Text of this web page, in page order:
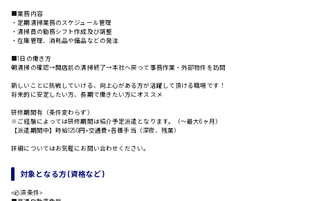
製造オペレーター
■業務内容
・定期清掃業務のスケジュール管理
・清掃員の勤務シフト作成及び調整
・在庫管理、消耗品や備品などの発注
■1日の働き方
朝清掃の確認→開店前の清掃終了→本社へ戻って事務作業・外部物件を訪問
新しいことに挑戦していける、向上心がある方が活躍して頂ける職場です！
将来的に安定したい方、長期で働きたい方にオススメ
研修期間有（条件変わらず）
※ご経験によっては研修期間は紹介予定派遣となります。（〜最大6ヶ月）
【派遣期間中】時給1250円+交通費+各種手当（深夜、残業）
詳細についてはお気軽にお問い合わせください。
対象となる方 (資格など)
<必須条件>